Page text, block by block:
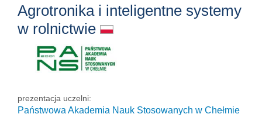
Agrotronika i inteligentne systemy
w rolnictwie
prezentacja uczelni:
Państwowa Akademia Nauk Stosowanych w Chełmie